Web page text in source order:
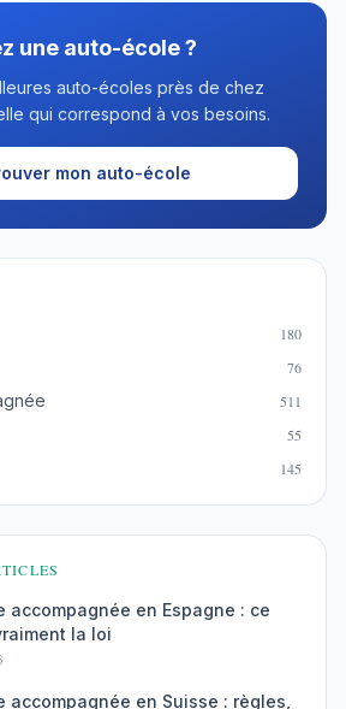
une auto-école ?
auto-écoles près de chez
qui correspond à vos besoins.
mon auto-école
180
76
511
55
145
accompagnée en Espagne : ce
la loi
accompagnée en Suisse : règles,